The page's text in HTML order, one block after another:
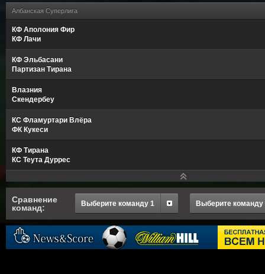
Албанская Суперлига
КФ Аполония Фир
КФ Лачи
КФ Эльбасани
Партизан Тирана
Влазния
Скендербеу
КС Фламуртари Влёра
ФК Кукеси
КФ Тирана
КС Теута Дуррес
Сравнение
команд:
Выберите команду 1 Выберите команду